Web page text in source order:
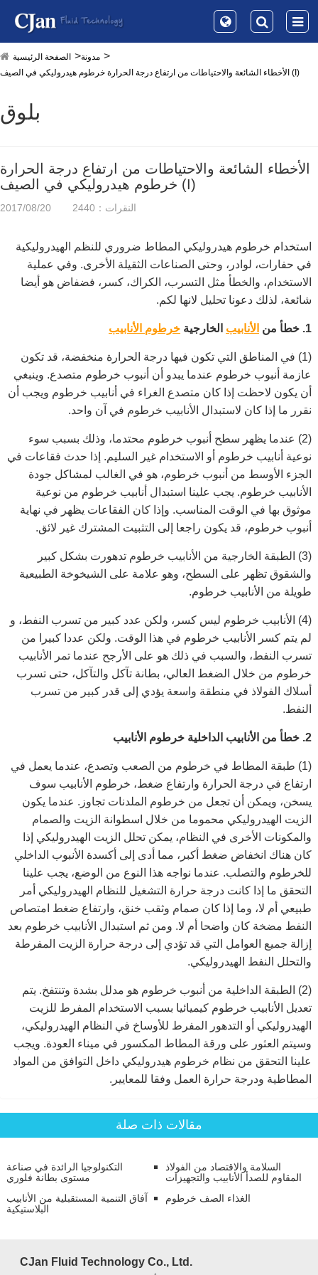
الصفحة الرئيسية
مدونة
الأخطاء الشائعة والاحتياطات من ارتفاع درجة الحرارة خرطوم هيدروليكي في الصيف (I)
بلوق
الأخطاء الشائعة والاحتياطات من ارتفاع درجة الحرارة
خرطوم هيدروليكي في الصيف (I)
2017/08/20 النقرات：2440
استخدام خرطوم هيدروليكي المطاط ضروري للنظم الهيدروليكية
في حفارات، لوادر، وحتى الصناعات الثقيلة الأخرى. وفي عملية
الاستخدام، والخطأ مثل التسرب، الكراك، كسر، فضفاض هو أيضا
شائعة، لذلك دعونا تحليل لانها لكم.
1. خطأ من الأنابيب الخارجية خرطوم الأنابيب
(1) في المناطق التي تكون فيها درجة الحرارة منخفضة، قد تكون
عازمة أنبوب خرطوم عندما يبدو أن أنبوب خرطوم متصدع. وينبغي
أن يكون لاحظت إذا كان متصدع الغراء في أنابيب خرطوم ويجب أن
نقرر ما إذا كان لاستبدال الأنابيب خرطوم في آن واحد.
(2) عندما يظهر سطح أنبوب خرطوم محتدما، وذلك بسبب سوء
نوعية أنابيب خرطوم أو الاستخدام غير السليم. إذا حدث فقاعات في
الجزء الأوسط من أنبوب خرطوم، هو في الغالب لمشاكل جودة
الأنابيب خرطوم. يجب علينا استبدال أنابيب خرطوم من نوعية
موثوق بها في الوقت المناسب. وإذا كان الفقاعات يظهر في نهاية
أنبوب خرطوم، قد يكون راجعا إلى التثبيت المشترك غير لائق.
(3) الطبقة الخارجية من الأنابيب خرطوم تدهورت بشكل كبير
والشقوق تظهر على السطح، وهو علامة على الشيخوخة الطبيعية
طويلة من الأنابيب خرطوم.
(4) الأنابيب خرطوم ليس كسر، ولكن عدد كبير من تسرب النفط، و
لم يتم كسر الأنابيب خرطوم في هذا الوقت. ولكن عددا كبيرا من
تسرب النفط، والسبب في ذلك هو على الأرجح عندما تمر الأنابيب
خرطوم من خلال الضغط العالي، بطانة تآكل والتآكل، حتى تسرب
أسلاك الفولاذ في منطقة واسعة يؤدي إلى قدر كبير من تسرب
النفط.
2. خطأ من الأنابيب الداخلية خرطوم الأنابيب
(1) طبقة المطاط في خرطوم من الصعب وتصدع، عندما يعمل في
ارتفاع في درجة الحرارة وارتفاع ضغط، خرطوم الأنابيب سوف
يسخن، ويمكن أن تجعل من خرطوم الملدنات تجاوز. عندما يكون
الزيت الهيدروليكي محموما من خلال اسطوانة الزيت والصمام
والمكونات الأخرى في النظام، يمكن تحلل الزيت الهيدروليكي إذا
كان هناك انخفاض ضغط أكبر، مما أدى إلى أكسدة الأنبوب الداخلي
للخرطوم والتصلب. عندما نواجه هذا النوع من الوضع، يجب علينا
التحقق ما إذا كانت درجة حرارة التشغيل للنظام الهيدروليكي أمر
طبيعي أم لا، وما إذا كان صمام وثقب خنق، وارتفاع ضغط امتصاص
النفط مضخة كان واضحا أم لا. ومن ثم استبدال الأنابيب خرطوم بعد
إزالة جميع العوامل التي قد تؤدي إلى درجة حرارة الزيت المفرطة
والتحلل النفط الهيدروليكي.
(2) الطبقة الداخلية من أنبوب خرطوم هو مدلل بشدة وتنتفخ. يتم
تعديل الأنابيب خرطوم كيميائيا بسبب الاستخدام المفرط للزيت
الهيدروليكي أو التدهور المفرط للأوساخ في النظام الهيدروليكي،
وسيتم العثور على ورقة المطاط المكسور في ميناء العودة. ويجب
علينا التحقق من نظام خرطوم هيدروليكي داخل التوافق من المواد
المطاطية ودرجة حرارة العمل وفقا للمعايير.
مقالات ذات صلة
التكنولوجيا الرائدة في صناعة
مستوى بطانة فلوري
السلامة والاقتصاد من الفولاذ
المقاوم للصدأ الأنابيب والتجهيزات
آفاق التنمية المستقبلية من الأنابيب
البلاستيكية
الغذاء الصف خرطوم
CJan Fluid Technology Co., Ltd.